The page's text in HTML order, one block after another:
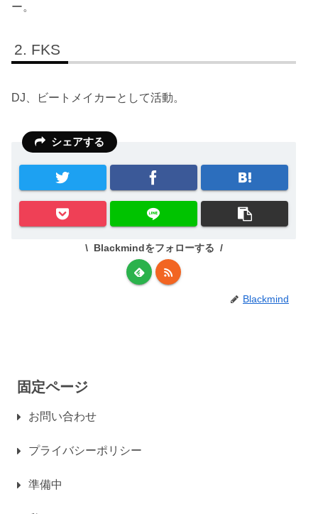
ー。
FKS
DJ、ビートメイカーとして活動。
シェアする
Blackmindをフォローする
Blackmind
固定ページ
お問い合わせ
プライバシーポリシー
準備中